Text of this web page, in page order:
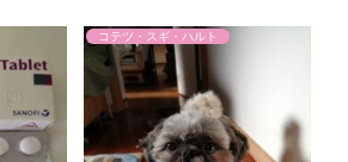
コテツ・スギ・ハルト